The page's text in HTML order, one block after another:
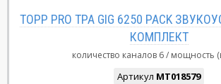
TOPP PRO TPA GIG 6250 PACK
КОМПЛЕКТ
количество каналов 6 мощность
Артикул MT018579